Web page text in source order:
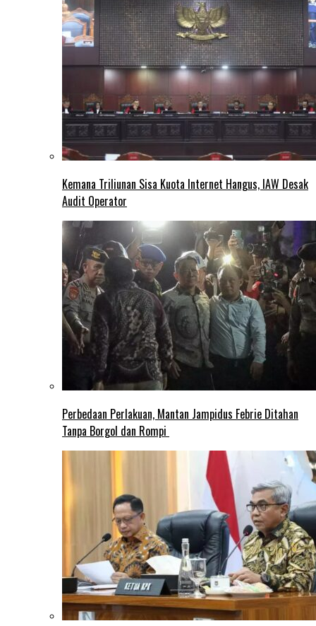
Kemana Triliunan Sisa Kuota Internet Hangus, IAW Desak
Audit Operator
Perbedaan Perlakuan, Mantan Jampidus Febrie Ditahan
Tanpa Borgol dan Rompi